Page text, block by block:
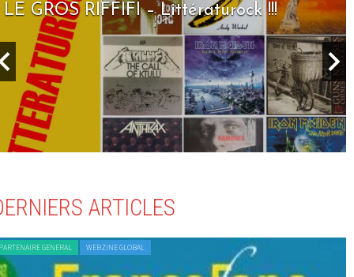
LE GROS RIFFIFI – Littératurock !!!
ARTICLES
GENERAL WEBZINE GLOBAL